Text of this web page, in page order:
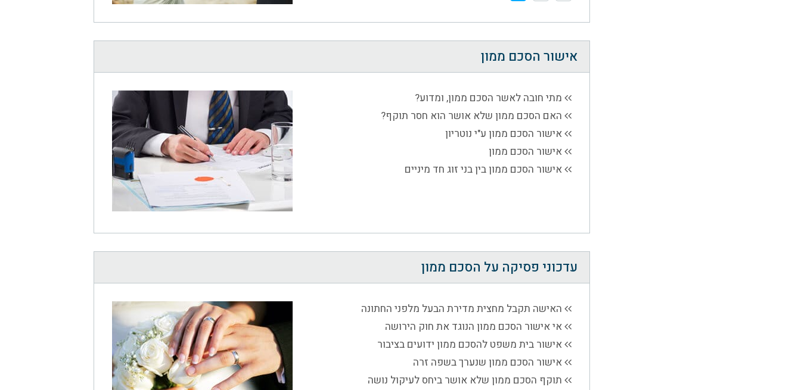
אישור הסכם ממון
מתי חובה לאשר הסכם ממון, ומדוע?
האם הסכם ממון שלא אושר הוא חסר תוקף?
אישור הסכם ממון ע"י נוטריון
אישור הסכם ממון
אישור הסכם ממון בין בני זוג חד מיניים
עדכוני פסיקה על הסכם ממון
האישה תקבל מחצית מדירת הבעל מלפני החתונה
אי אישור הסכם ממון הנוגד את חוק הירושה
אישור בית משפט להסכם ממון ידועים בציבור
אישור הסכם ממון שנערך בשפה זרה
תוקף הסכם ממון שלא אושר ביחס לעיקול נושה